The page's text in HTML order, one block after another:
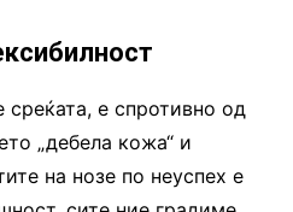
среќата, е спротивно од
„дебела кожа“ и
на нозе по неуспех е